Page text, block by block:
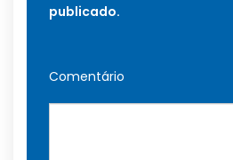
publicado.
Comentário